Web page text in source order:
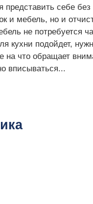
себе без
и мебель, но и
не потребуется
кухни подойдет,
на что обращает
вписываться...